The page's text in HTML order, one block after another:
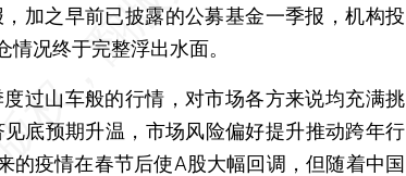
加之早前已披露的公募基金一季报，机构投
情况终于完整浮出水面。
山车般的行情，对市场各方来说均充满挑
底预期升温，市场风险偏好提升推动跨年行
的疫情在春节后使A股大幅回调，但随着中国